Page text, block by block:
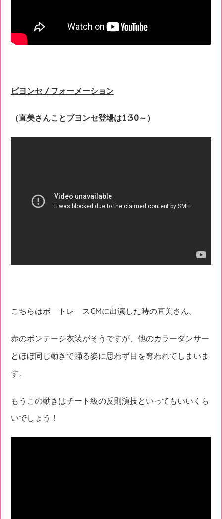
ビヨンセ / フォーメーション
（直美さんことブヨンセ登場は1:30～）
こちらはボートレースCMに出演した時の直美さん。
赤のボンテージ衣装がそうですが、他のカラーダンサー
とほぼ同じ動きで踊る姿に思わず目を奪われてしまいま
す。
もうこの動きはチート級の反則演技といってもいいくら
いでしょう！